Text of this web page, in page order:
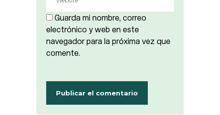
Guarda mi nombre, correo
electrónico y web en este
navegador para la próxima vez que
comente.